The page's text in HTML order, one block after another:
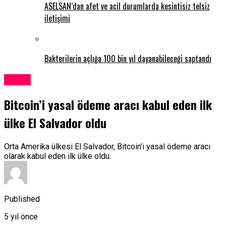
ASELSAN’dan afet ve acil durumlarda kesintisiz telsiz
iletişimi
Bakterilerin açlığa 100 bin yıl dayanabileceği saptandı
Bitcoin’i yasal ödeme aracı kabul eden ilk
ülke El Salvador oldu
Orta Amerika ülkesi El Salvador, Bitcoin’i yasal ödeme aracı
olarak kabul eden ilk ülke oldu.
Published
5 yıl önce